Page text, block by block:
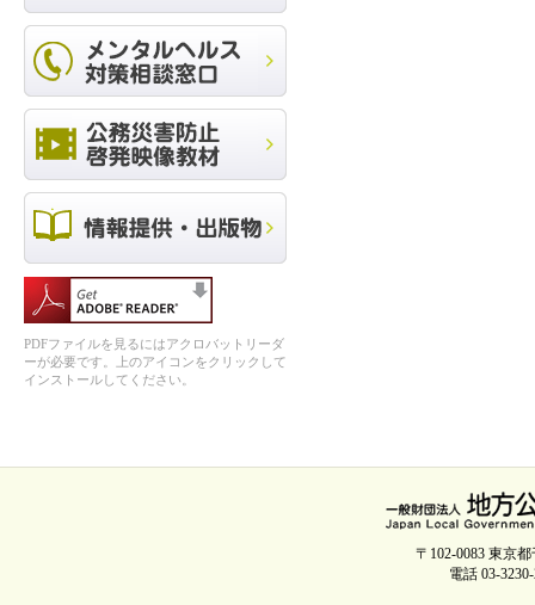
PDFファイルを見るにはアクロバットリーダ
ーが必要です。上のアイコンをクリックして
インストールしてください。
〒102-0083 東京
電話 03-